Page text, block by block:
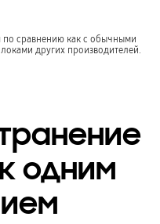
по сравнению как с обычными
других производителей.
одним